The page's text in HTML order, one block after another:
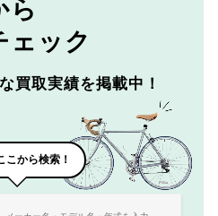
ら
ェック
買取実績を掲載中！
こから検索！